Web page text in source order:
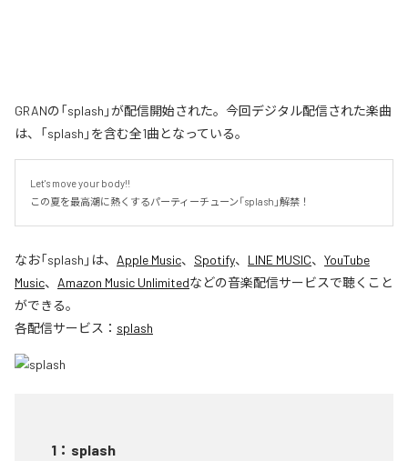
GRANの「splash」が配信開始された。今回デジタル配信された楽曲
は、「splash」を含む全1曲となっている。
Let's move your body!!
この夏を最高潮に熱くするパーティーチューン「splash」解禁！
なお「splash 」は、 Apple Music、 Spotify、 LINE MUSIC、 YouTube
Music、 Amazon Music Unlimitedなどの音楽配信サービスで聴くこと
ができる。
各配信サービス： splash
1 ： splash